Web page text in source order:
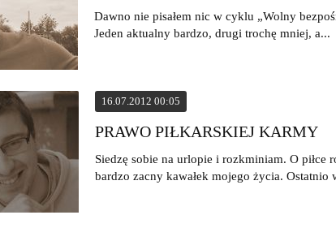
Dawno nie pisałem nic w cyklu „Wolny
Jeden aktualny bardzo, drugi trochę mniej, a...
16.07.2012 00:05
PRAWO PIŁKARSKIEJ KARMY
Siedzę sobie na urlopie i rozkminiam. O piłce
bardzo zacny kawałek mojego życia. Ostatnio